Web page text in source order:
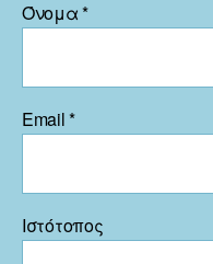
Όνομα*
Email*
Ιστότοπος